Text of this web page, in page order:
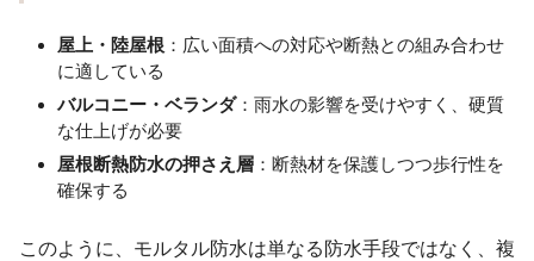
屋上・陸屋根 ：広い面積への対応や断熱との組み合わせ
に適している
バルコニー・ベランダ：雨水の影響を受けやすく、硬質
な仕上げが必要
屋根断熱防水の押さえ層 ：断熱材を保護しつつ歩行性を
確保する
このように、モルタル防水は単なる防水手段ではなく、複